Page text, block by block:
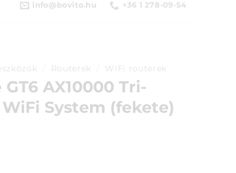
info@bovito.hu +36 1 278-09-54
Routerek WiFi routerek
AX10000 Tri-
System (fekete)